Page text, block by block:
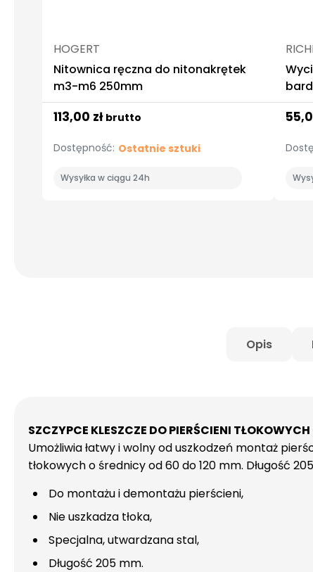
HOGERT
Nitownica ręczna do nitonakrętek
m3-m6 250mm
113,00 zł brutto
Dostępność: Ostatnie sztuki
Wysyłka w ciągu 24h
Opis
SZCZYPCE KLESZCZE DO PIERŚCIENI
Umożliwia łatwy i wolny od uszkodzeń montaż
tłokowych o średnicy od 60 do 120 mm. Długość
Do montażu i demontażu pierścieni,
Nie uszkadza tłoka,
Specjalna, utwardzana stal,
Długość 205 mm.